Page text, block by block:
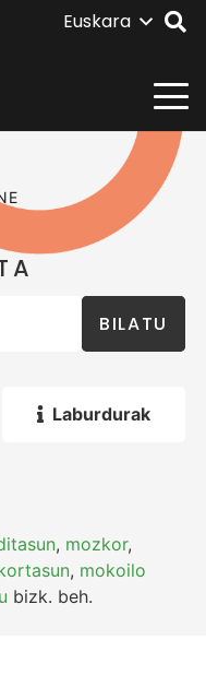
Euskara
BILATU
Laburdurak
, mozkor,
, mokoilo
bizk. beh.